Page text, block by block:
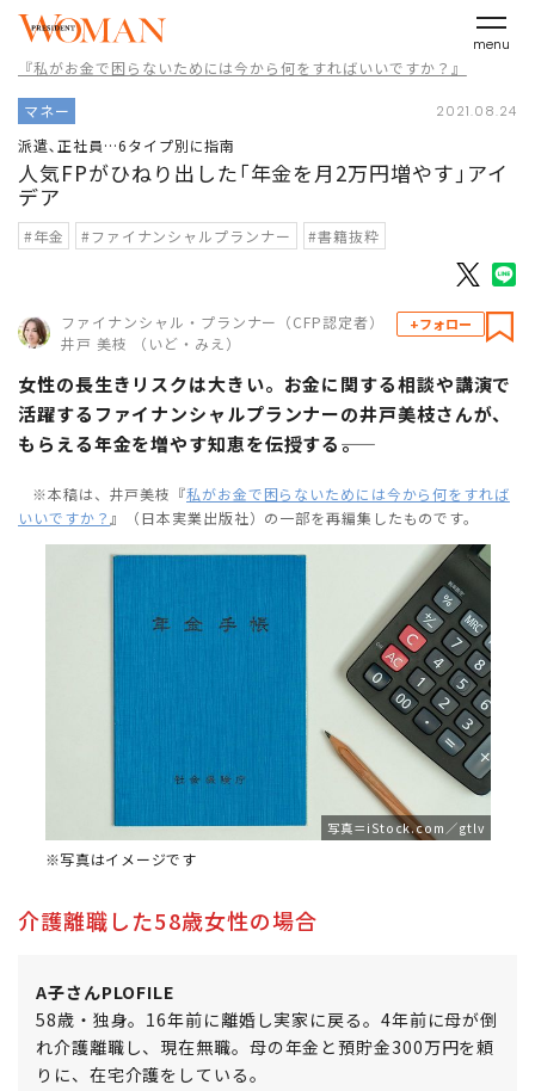
menu
『私がお金で困らないためには今から何をすればいいですか？』
マネー 2021.08.24
派遣､正社員…6タイプ別に指南
人気FPがひねり出した｢年金を月2万円増やす｣アイ
デア
#年金 #ファイナンシャルプランナー #書籍抜粋
ファイナンシャル・プランナー（CFP認定者）
井戸 美枝 （いど・みえ）
+フォロー
女性の長生きリスクは大きい。お金に関する相談や講演で
活躍するファイナンシャルプランナーの井戸美枝さんが、
もらえる年金を増やす知恵を伝授する――。
※本稿は、井戸美枝『私がお金で困らないためには今から何をすれば
いいですか？ 』（日本実業出版社）の一部を再編集したものです。
写真＝iStock.com／gtlv
※写真はイメージです
介護離職した58歳女性の場合
A子さんPLOFILE
58歳・独身。16年前に離婚し実家に戻る。4年前に母が倒
れ介護離職し、現在無職。母の年金と預貯金300万円を頼
りに、在宅介護をしている。